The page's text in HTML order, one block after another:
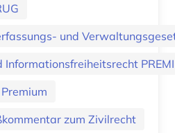
und
Informationsfreiheitsrecht
zum Zivilrecht